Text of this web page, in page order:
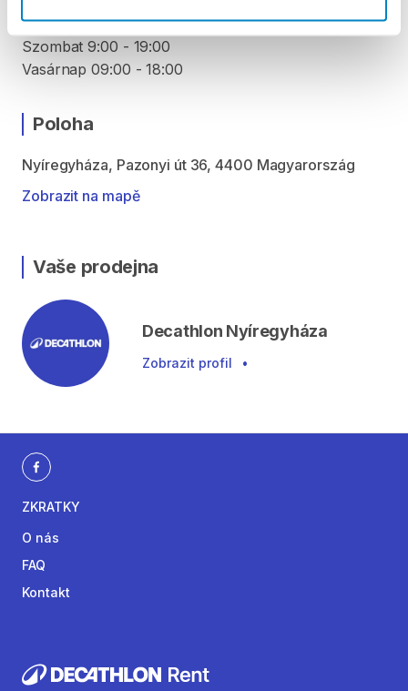
Péntek 9:00 - 19:00
Szombat 9:00 - 19:00
Vasárnap 09:00 - 18:00
Poloha
Nyíregyháza, Pazonyi út 36, 4400 Magyarország
Zobrazit na mapě
Vaše prodejna
Decathlon Nyíregyháza
Zobrazit profil •
ZKRATKY
O nás
FAQ
Kontakt